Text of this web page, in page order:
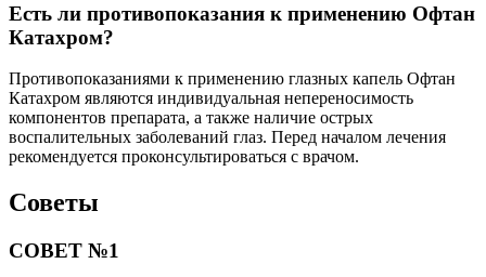
Есть ли противопоказания к применению Офтан
Катахром?
Противопоказаниями к применению глазных капель Офтан
Катахром являются индивидуальная непереносимость
компонентов препарата, а также наличие острых
воспалительных заболеваний глаз. Перед началом лечения
рекомендуется проконсультироваться с врачом.
Советы
СОВЕТ №1